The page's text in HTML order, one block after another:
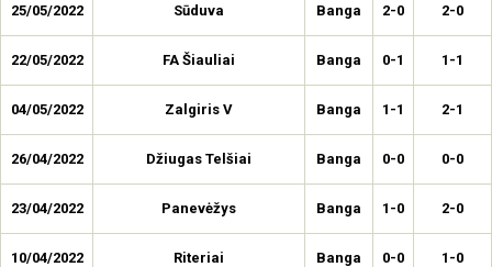
25/05/2022 Sūduva Banga 2-0 2-0
22/05/2022 FA Šiauliai Banga 0-1 1-1
04/05/2022 Zalgiris V Banga 1-1 2-1
26/04/2022 Džiugas Telšiai Banga 0-0 0-0
23/04/2022 Panevėžys Banga 1-0 2-0
10/04/2022 Riteriai Banga 0-0 1-0